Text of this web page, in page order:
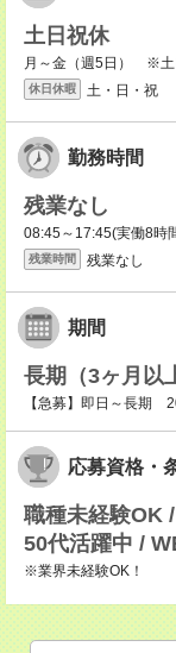
土日祝休
月～金（週5日） ※土
休日休暇 土・日・祝
勤務時間
残業なし
08:45～17:45(実働8
残業時間 残業なし
期間
長期（3ヶ月以
【急募】即日～長期
応募資格・
職種未経験OK
50代活躍中 /
※業界未経験OK！